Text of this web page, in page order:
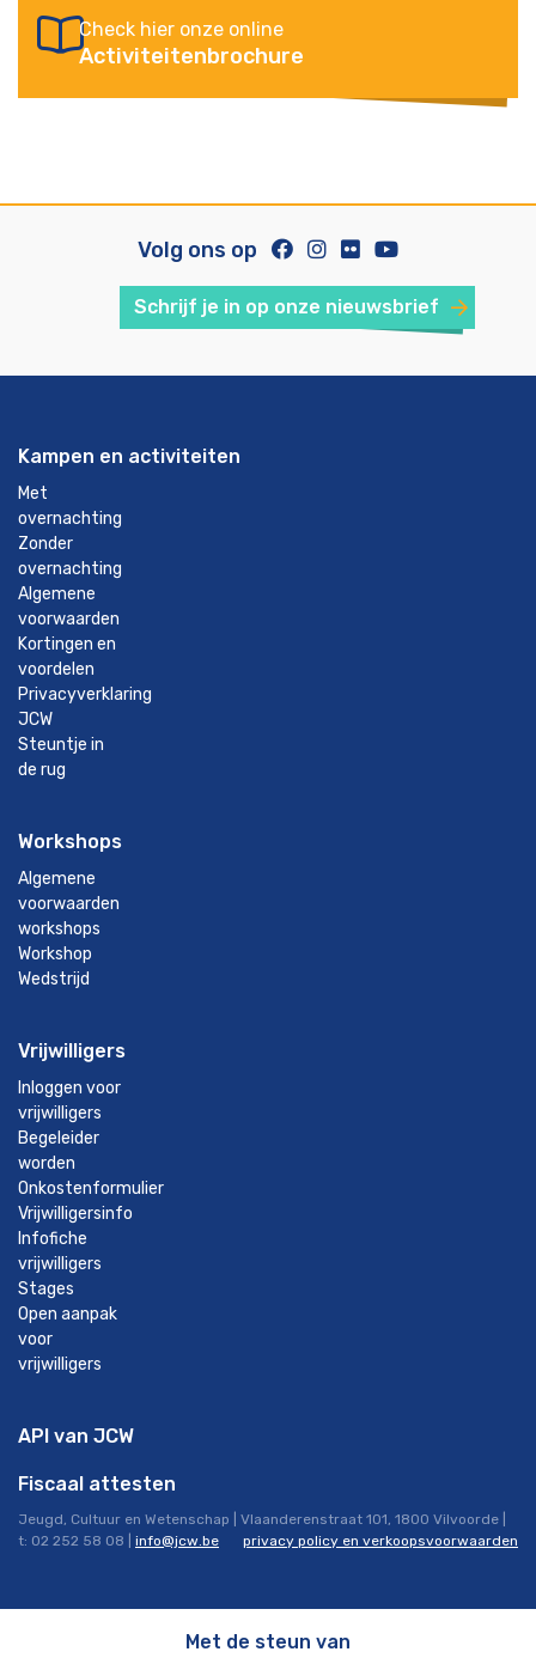
Check hier onze online
Activiteitenbrochure
Volg ons op
Schrijf je in op onze nieuwsbrief
Kampen en activiteiten
Met
overnachting
Zonder
overnachting
Algemene
voorwaarden
Kortingen en
voordelen
Privacyverklaring
JCW
Steuntje in
de rug
Workshops
Algemene
voorwaarden
workshops
Workshop
Wedstrijd
Vrijwilligers
Inloggen voor
vrijwilligers
Begeleider
worden
Onkostenformulier
Vrijwilligersinfo
Infofiche
vrijwilligers
Stages
Open aanpak
voor
vrijwilligers
API van JCW
Fiscaal attesten
Jeugd, Cultuur en Wetenschap | Vlaanderenstraat 101, 1800 Vilvoorde |
t: 02 252 58 08 | info@jcw.be privacy policy en verkoopsvoorwaarden
Met de steun van